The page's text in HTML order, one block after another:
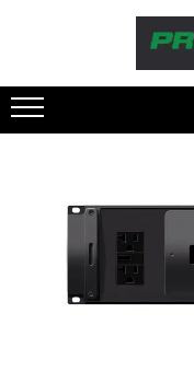
Sonorizare / PA
Adresare publica 100V
Amplificatoare Audio
Boxe Audio
Ecrane de difuzie